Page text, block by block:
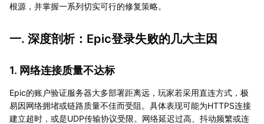
根源，并掌握一系列切实可行的修复策略。
一. 深度剖析：Epic登录失败的几大主因
1. 网络连接质量不达标
Epic的账户验证服务器大多部署距离远，玩家若采用直连方式，极
易因网络拥堵或链路质量不佳而受阻。具体表现可能为HTTPS连接
建立超时，或是UDP传输协议受限。网络延迟过高、抖动频繁或连